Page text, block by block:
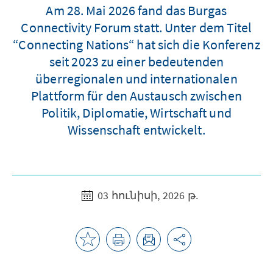
Am 28. Mai 2026 fand das Burgas
Connectivity Forum statt. Unter dem Titel
“Connecting Nations“ hat sich die Konferenz
seit 2023 zu einer bedeutenden
überregionalen und internationalen
Plattform für den Austausch zwischen
Politik, Diplomatie, Wirtschaft und
Wissenschaft entwickelt.
03 հունիսի, 2026 թ.